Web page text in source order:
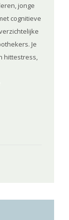
jonge
cognitieve
Je
hittestress,